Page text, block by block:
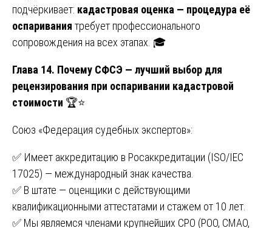
подчёркивает: кадастровая оценка — процедура её
оспаривания требует профессионального
сопровождения на всех этапах. 🎓
Глава 14. Почему СФСЭ — лучший выбор для
рецензирования при оспаривании кадастровой
стоимости 🏆⭐
Союз «Федерация судебных экспертов»:
✅ Имеет аккредитацию в Росаккредитации (ISO/IEC
17025) — международный знак качества.
✅ В штате — оценщики с действующими
квалификационными аттестатами и стажем от 10 лет.
✅ Мы являемся членами крупнейших СРО (РОО, СМАО,